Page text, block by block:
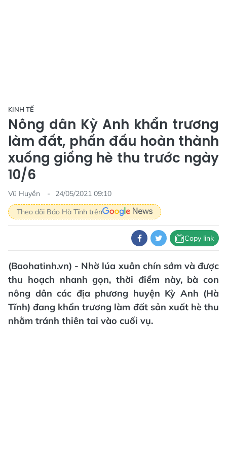
KINH TẾ
Nông dân Kỳ Anh khẩn trương
làm đất, phấn đấu hoàn thành
xuống giống hè thu trước ngày
10/6
Vũ Huyền
24/05/2021 09:10
Theo dõi Báo Hà Tĩnh trên
Copy link
(Baohatinh.vn) - Nhờ lúa xuân chín sớm và được
thu hoạch nhanh gọn, thời điểm này, bà con
nông dân các địa phương huyện Kỳ Anh (Hà
Tĩnh) đang khẩn trương làm đất sản xuất hè thu
nhằm tránh thiên tai vào cuối vụ.